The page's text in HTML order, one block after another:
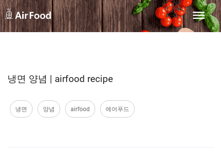
냉면 양념 | airfood recipe
냉면 양념 airfood 에어푸드